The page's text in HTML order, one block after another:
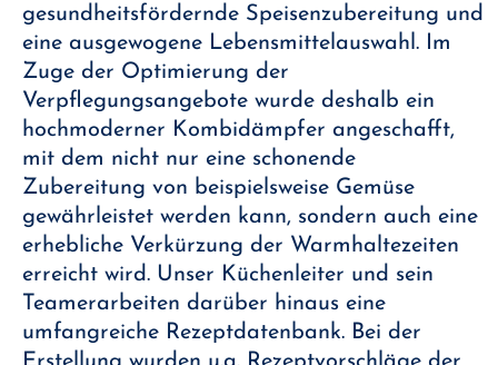
gesundheitsfördernde Speisenzubereitung und
eine ausgewogene Lebensmittelauswahl. Im
Zuge der Optimierung der
Verpflegungsangebote wurde deshalb ein
hochmoderner Kombidämpfer angeschafft,
mit dem nicht nur eine schonende
Zubereitung von beispielsweise Gemüse
gewährleistet werden kann, sondern auch eine
erhebliche Verkürzung der Warmhaltezeiten
erreicht wird. Unser Küchenleiter und sein
Teamerarbeiten darüber hinaus eine
umfangreiche Rezeptdatenbank. Bei der